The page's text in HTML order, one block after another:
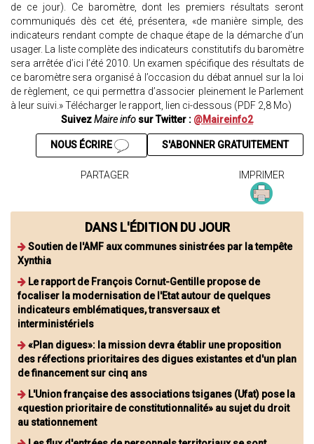
de ce jour). Ce baromètre, dont les premiers résultats seront
communiqués dès cet été, présentera, «de manière simple, des
indicateurs rendant compte de chaque étape de la démarche d’un
usager. La liste complète des indicateurs constitutifs du baromètre
sera arrêtée d’ici l’été 2010. Un examen spécifique des résultats de
ce baromètre sera organisé à l’occasion du débat annuel sur la loi
de règlement, ce qui permettra d’associer pleinement le Parlement
à leur suivi.» Télécharger le rapport, lien ci-dessous (PDF 2,8 Mo)
SuivezMaire info sur Twitter : @Maireinfo2
S'ABONNER GRATUITEMENT
NOUS ÉCRIRE
PARTAGER IMPRIMER
DANS L'ÉDITION DU JOUR
Soutien de l'AMF aux communes sinistrées par la tempête
Xynthia
Le rapport de François Cornut-Gentille propose de
focaliser la modernisation de l'Etat autour de quelques
indicateurs emblématiques, transversaux et
interministériels
«Plan digues»: la mission devra établir une proposition
des réfections prioritaires des digues existantes et d'un plan
de financement sur cinq ans
L'Union française des associations tsiganes (Ufat) pose la
«question prioritaire de constitutionnalité» au sujet du droit
au stationnement